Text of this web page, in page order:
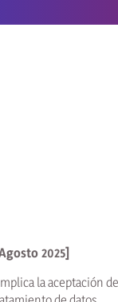
2025]
la aceptación